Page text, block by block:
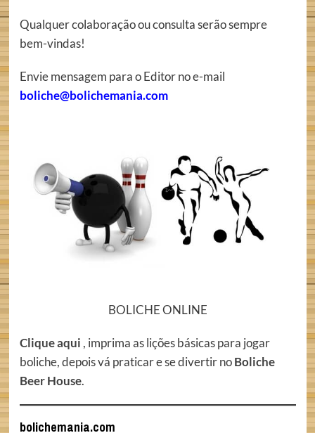
Qualquer colaboração ou consulta serão sempre
bem-vindas!
Envie mensagem para o Editor no e-mail
boliche@bolichemania.com
BOLICHE ONLINE
Clique aqui , imprima as lições básicas para jogar
boliche, depois vá praticar e se divertir noBoliche
Beer House.
bolichemania.com